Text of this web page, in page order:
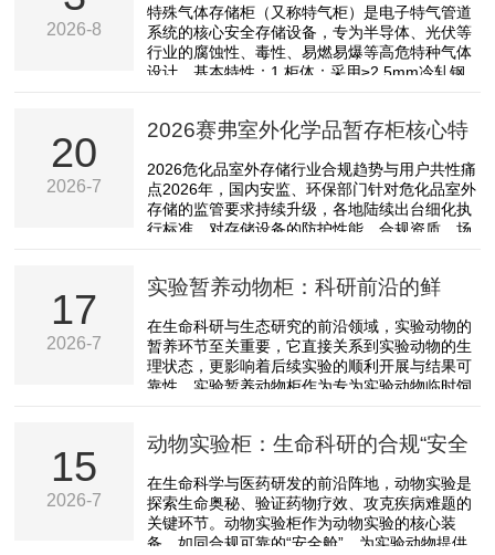
来说，选择时不再只关注设备的价格，而是将合
规性、安全性、适配性、售后保障等作为核心评
估维度。从不同行业的需求特点来看，高校、科
研单位的化学品品类多...
2026-8
特殊气体存储柜（又称特气柜）是电子特气管道
系统的核心安全存储设备，专为半导体、光伏等
行业的腐蚀性、毒性、易燃易爆等高危特种气体
设计。基本特性：1.柜体：采用≥2.5mm冷轧钢
柜体内壁设置作业用气体面板。2.门板：外形平
口索斯科拉动开启式闸板锁（64-40-411-50）；
门密封条选用优质U型密封条，10x21(泡高
8mm)，密封条内置钢结构，密封条...
20
2026-7
2026赛弗室外化学品暂存柜核心特
色能力全维度解析
2026危化品室外存储行业合规趋势与用户共性痛
点2026年，国内安监、环保部门针对危化品室外
存储的监管要求持续升级，各地陆续出台细化执
行标准，对存储设备的防护性能、合规资质、场
万的行政处罚，这也让多行业用户的室外危化品
不同行业的痛点呈现明显分化：高校实验室普遍
存在校区空间紧张的问题，可用作危化品存储的
区域多为楼宇旁的狭长角落、闲置绿化带边角等
不规则场地...
17
2026-7
实验暂养动物柜：科研前沿的鲜
活“生命仓”
在生命科研与生态研究的前沿领域，实验动物的
暂养环节至关重要，它直接关系到实验动物的生
理状态，更影响着后续实验的顺利开展与结果可
靠性。实验暂养动物柜作为专为实验动物临时饲
物的健康存活，为科研工作筑牢前置基础。实验
物的临时生存需求与保障实验前置环节的规范
性。柜体采用食品级环保材质打造，无毒无味、
耐腐蚀易清洁，从源头上保障实验动物的生存安
全，避免材质污染影...
15
2026-7
动物实验柜：生命科研的合规“安全
舱”
在生命科学与医药研发的前沿阵地，动物实验是
探索生命奥秘、验证药物疗效、攻克疾病难题的
关键环节。动物实验柜作为动物实验的核心装
备，如同合规可靠的“安全舱”，为实验动物提供